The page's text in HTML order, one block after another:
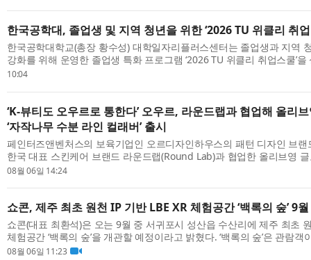
한국공학대, 졸업생 및 지역 청년을 위한 ‘2026 TU 위클리 취
한국공학대학교(총장 황수성) 대학일자리플러스센터는 졸업생과 지역
강화를 위해 운영한 졸업생 특화 프로그램 ‘2026 TU 위클리 취업스쿨’​
했다. 이번 프로그램은 지난 6월 1일부터 8월 6일까지 약 두 달간 운영
10:04
‘K-뷰티도 오우르로 통한다’ 오우르, 라운드랩과 협업해 올리
‘자작나무 수분 라인 컬래버’ 출시
페인터즈앤벤처스의 보육기업인 오르디자인하우스의 패턴 디자인 브랜
한국 대표 스킨케어 브랜드 라운드랩(Round Lab)과 협업한 올리브영
US) 한정판 컬렉션을 선보인다. 이번 협업은 한국 스킨케어와 디자인,
08월 06일 14:24
쇼콘, 제주 최초 원천 IP 기반 LBE XR 체험공간 ‘백록의 숲’ 9
쇼콘(대표 최환석)은 오는 9월 중 서귀포시 성산읍 수산리에 제주 최초
체험공간 ‘백록의 숲’을 개관할 예정이라고 밝혔다. ‘백록의 숲’은 관람
데 머무르지 않고, VR HMD를 착용한 채 실제 공간을 걸으며 이야기와
08월 06일 11:23